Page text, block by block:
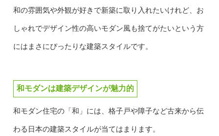
和の雰囲気や外観が好きで新築に取り入れたいけれど、お
しゃれでデザイン性の高いモダン風も捨てがたいという方
にはまさにぴったりな建築スタイルです。
和モダンは建築デザインが魅力的
和モダン住宅の「和」には、格子戸や障子など古来から伝
わる日本の建築スタイルが当てはまります。